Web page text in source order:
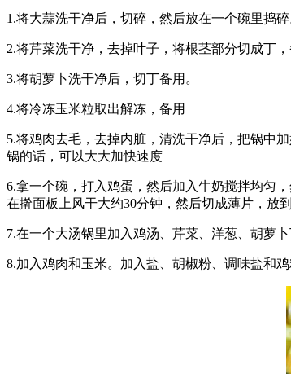
1.将大蒜洗干净后，切碎，然后放在一个碗里捣碎
2.将芹菜洗干净，去掉叶子，将根茎部分切成丁，
3.将胡萝卜洗干净后，切丁备用。
4.将冷冻玉米粒取出解冻，备用
5.将鸡肉去毛，去掉内脏，清洗干净后，把锅中
锅的话，可以大大加快速度
6.拿一个碗，打入鸡蛋，然后加入牛奶搅拌均匀
在擀面板上风干大约30分钟，然后切成薄片，放
7.在一个大汤锅里加入鸡汤、芹菜、洋葱、胡萝
8.加入鸡肉和玉米。加入盐、胡椒粉、调味盐和